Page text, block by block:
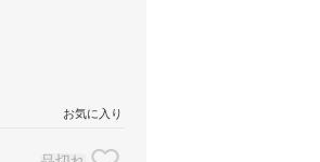
お気に入り